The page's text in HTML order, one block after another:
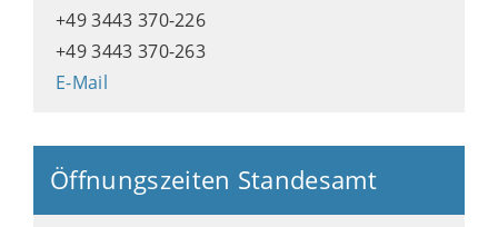
+49 3443 370-226
+49 3443 370-263
E-Mail
Öffnungszeiten Standesamt